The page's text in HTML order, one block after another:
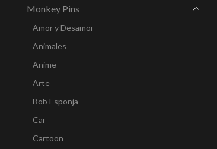
Monkey Pins
Amor y Desamor
Animales
Anime
Arte
Bob Esponja
Car
Cartoon